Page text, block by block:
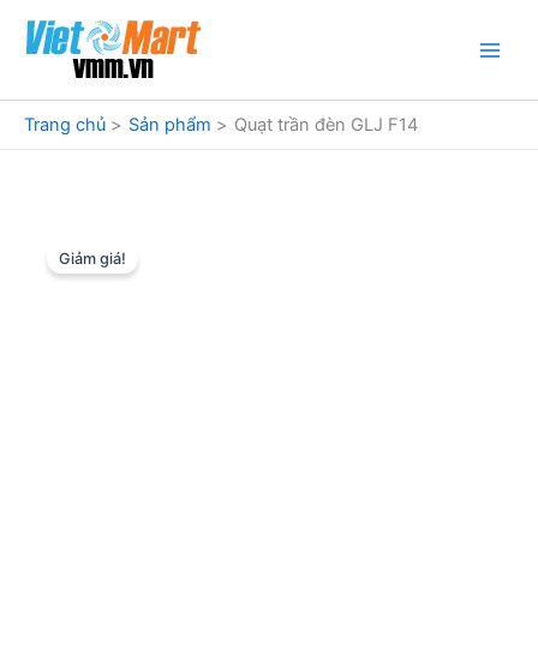
dung
Trang chủ
Sản phẩm Quạt trần đèn GLJ F14
Giảm giá!